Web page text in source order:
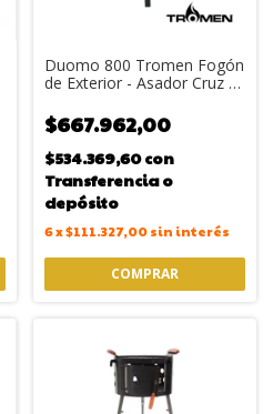
Duomo 800 Tromen Fogón
de Exterior - Asador Cruz y
$667.962,00
$534.369,60con
Transferencia o
depósito
6x$111.327,00 sin interés